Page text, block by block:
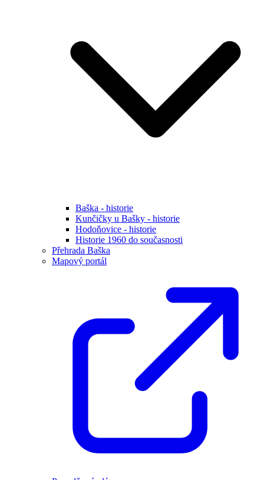
Baška - historie
Kunčičky u Bašky - historie
Hodoňovice - historie
Historie 1960 do současnosti
Přehrada Baška
Mapový portál